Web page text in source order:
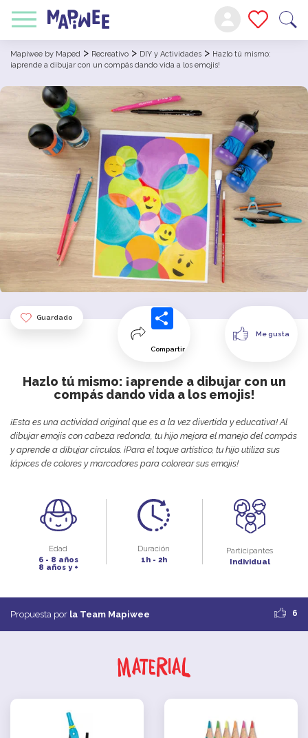
Mapiwee by Maped > Recreativo > DIY y Actividades > Hazlo tú mismo:
¡aprende a dibujar con un compás dando vida a los emojis!
Guardado
Compartir
Me gusta
Hazlo tú mismo: ¡aprende a dibujar con un
compás dando vida a los emojis!
¡Esta es una actividad original que es a la vez divertida y educativa! Al
dibujar emojis con cabeza redonda, tu hijo mejora el manejo del compás
y aprende a dibujar círculos. ¡Para el toque artístico, tu hijo utiliza sus
lápices de colores y marcadores para colorear sus emojis!
Edad
6 - 8 años
8 años y +
Duración
1h - 2h
Participantes
Individual
Propuesta por la Team Mapiwee 6
Material